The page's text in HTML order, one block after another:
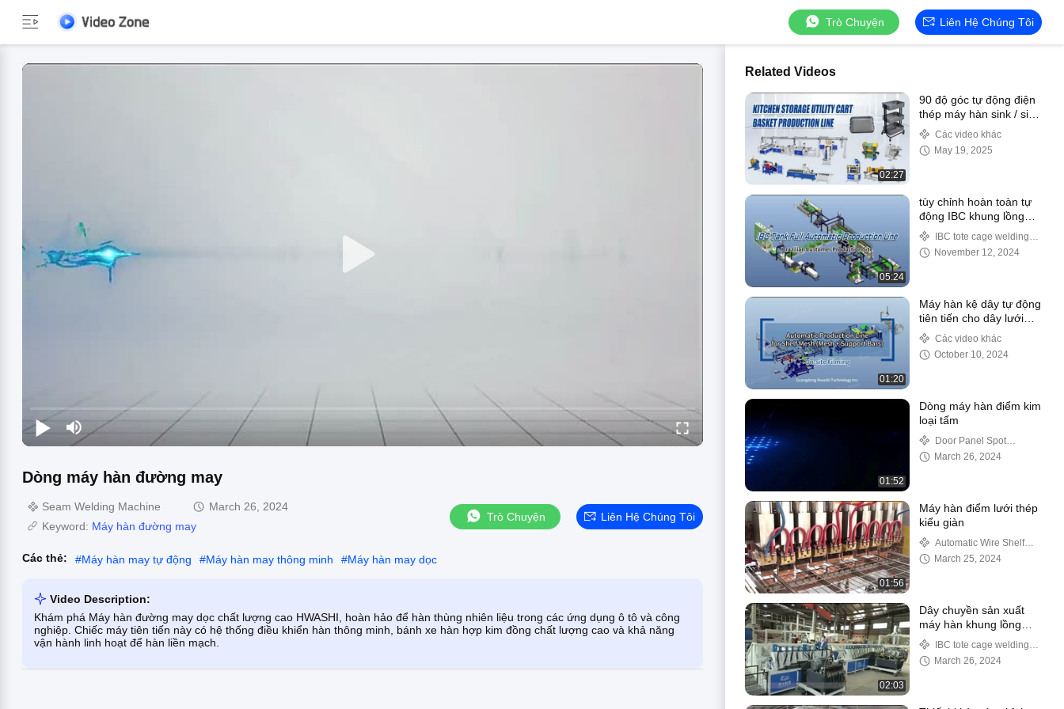
Trò Chuyện Liên Hệ Chúng Tôi
Dòng máy hàn đường may
Seam Welding Machine
March 26, 2024
Keyword: Máy hàn đường may
Trò Chuyện Liên Hệ Chúng Tôi
Các thẻ: #Máy hàn may tự động #Máy hàn may thông minh #Máy hàn may dọc
Video Description:
Khám phá Máy hàn đường may dọc chất lượng cao HWASHI, hoàn hảo để hàn thùng nhiên liệu trong các ứng dụng ô tô và công
nghiệp. Chiếc máy tiên tiến này có hệ thống điều khiển hàn thông minh, bánh xe hàn hợp kim đồng chất lượng cao và khả năng
vận hành linh hoạt để hàn liền mạch.
Related Videos
02:27
90 độ góc tự động điện
thép máy hàn sink / sink
Welder 5KW 50Hz CE
Các video khác
May 19, 2025
05:24
tùy chỉnh hoàn toàn tự
động IBC khung lồng
dây chuyền sản xuất
IBC tote cage welding
line November 12, 2024
01:20
Máy hàn kệ dây tự động
tiên tiến cho dây lưới
sàn kệ sản xuất dây
Các video khác
October 10, 2024
01:52
Dòng máy hàn điểm kim
loại tấm
Door Panel Spot
Welding Machine
March 26, 2024
01:56
Máy hàn điểm lưới thép
kiểu giàn
Automatic Wire Shelf
Welding Machine
March 25, 2024
02:03
Dây chuyền sản xuất
máy hàn khung lồng
IBC tự động hoàn toàn
IBC tote cage welding
line March 26, 2024